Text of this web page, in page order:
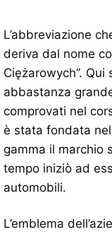
L’abbreviazione
deriva dal nome
Ciężarowych”. Qui
abbastanza
comprovati nel
è stata fondata
gamma il marchio
tempo iniziò ad
automobili.
L’emblema